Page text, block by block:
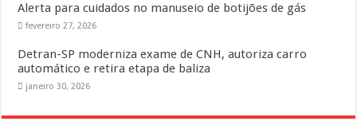
Alerta para cuidados no manuseio de botijões de gás
fevereiro 27, 2026
Detran-SP moderniza exame de CNH, autoriza carro
automático e retira etapa de baliza
janeiro 30, 2026